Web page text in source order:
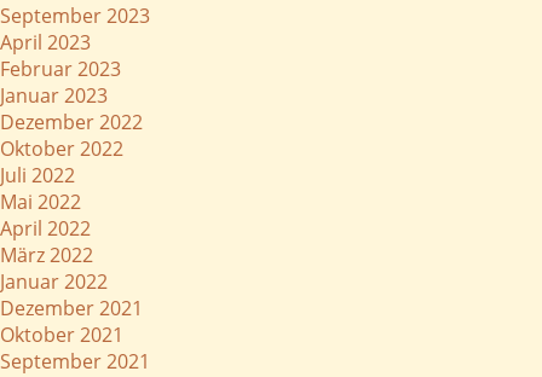
September 2023
April 2023
Februar 2023
Januar 2023
Dezember 2022
Oktober 2022
Juli 2022
Mai 2022
April 2022
März 2022
Januar 2022
Dezember 2021
Oktober 2021
September 2021